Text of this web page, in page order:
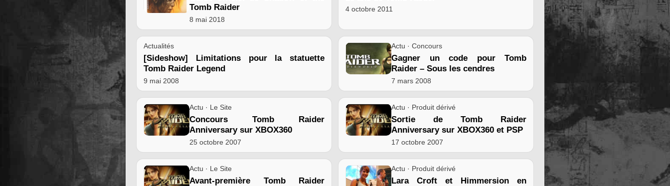
Tomb Raider
8 mai 2018
4 octobre 2011
Actualités
[Sideshow] Limitations pour la statuette
Tomb Raider Legend
9 mai 2008
Actu · Concours
Gagner un code pour Tomb
Raider – Sous les cendres
7 mars 2008
Actu · Le Site
Concours Tomb Raider
Anniversary sur XBOX360
25 octobre 2007
Actu · Produit dérivé
Sortie de Tomb Raider
Anniversary sur XBOX360 et PSP
17 octobre 2007
Actu · Le Site
Avant-première Tomb Raider
Actu · Produit dérivé
Lara Croft et Himmersion en